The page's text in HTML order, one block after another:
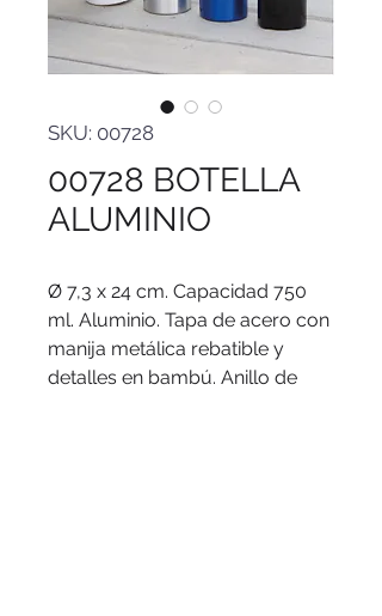
SKU: 00728
00728 BOTELLA
ALUMINIO
Ø 7,3 x 24 cm. Capacidad 750
ml. Aluminio. Tapa de acero con
manija metálica rebatible y
detalles en bambú. Anillo de